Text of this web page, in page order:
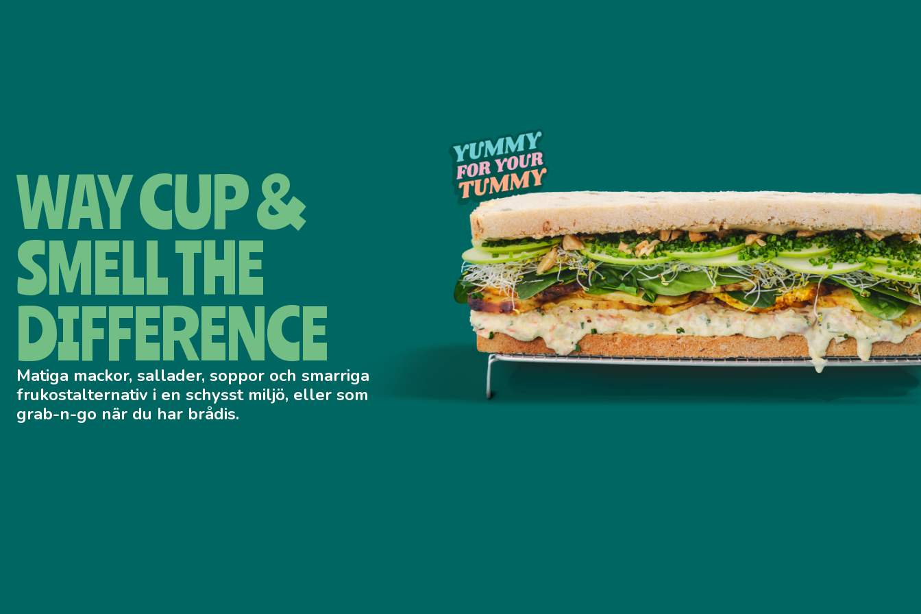
WAY CUP &
SMELL THE
DIFFERENCE
Matiga mackor, sallader, soppor och smarriga
frukostalternativ i en schysst miljö, eller som
grab-n-go när du har brådis.